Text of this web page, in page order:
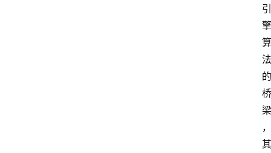
引
擎
算
法
的
桥
梁
，
其